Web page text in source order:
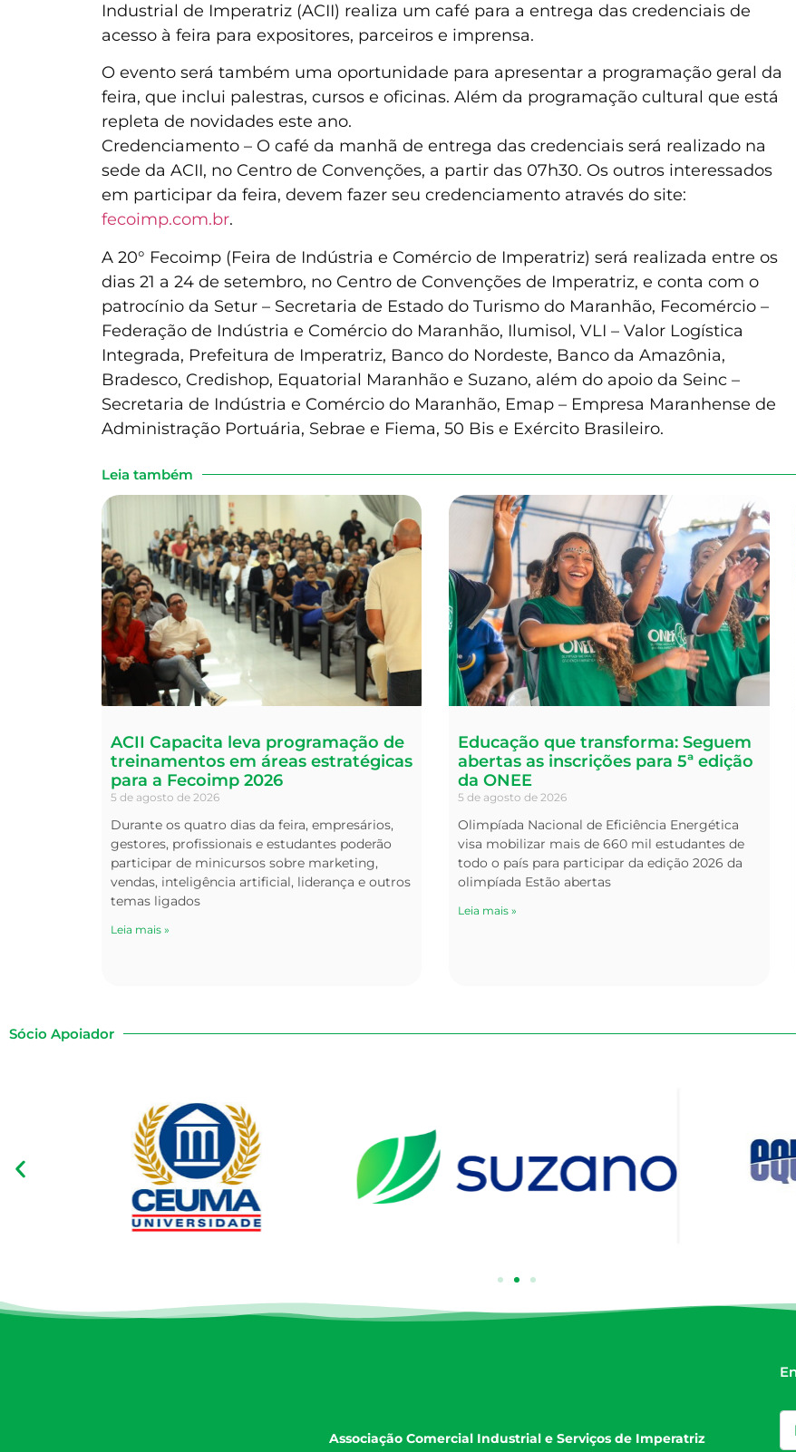
Industrial de Imperatriz (ACII) realiza um café para a entrega das credenciais de
acesso à feira para expositores, parceiros e imprensa.
O evento será também uma oportunidade para apresentar a programação geral da
feira, que inclui palestras, cursos e oficinas. Além da programação cultural que está
repleta de novidades este ano.
Credenciamento – O café da manhã de entrega das credenciais será realizado na
sede da ACII, no Centro de Convenções, a partir das 07h30. Os outros interessados
em participar da feira, devem fazer seu credenciamento através do site:
fecoimp.com.br.
A 20° Fecoimp (Feira de Indústria e Comércio de Imperatriz) será realizada entre os
dias 21 a 24 de setembro, no Centro de Convenções de Imperatriz, e conta com o
patrocínio da Setur – Secretaria de Estado do Turismo do Maranhão, Fecomércio –
Federação de Indústria e Comércio do Maranhão, Ilumisol, VLI – Valor Logística
Integrada, Prefeitura de Imperatriz, Banco do Nordeste, Banco da Amazônia,
Bradesco, Credishop, Equatorial Maranhão e Suzano, além do apoio da Seinc –
Secretaria de Indústria e Comércio do Maranhão, Emap – Empresa Maranhense de
Administração Portuária, Sebrae e Fiema, 50 Bis e Exército Brasileiro.
Leia também
ACII Capacita leva programação de
treinamentos em áreas estratégicas
para a Fecoimp 2026
5 de agosto de 2026
Durante os quatro dias da feira, empresários,
gestores, profissionais e estudantes poderão
participar de minicursos sobre marketing,
vendas, inteligência artificial, liderança e outros
temas ligados
Leia mais »
Educação que transforma: Seguem
abertas as inscrições para 5ª edição
da ONEE
5 de agosto de 2026
Olimpíada Nacional de Eficiência Energética
visa mobilizar mais de 660 mil estudantes de
todo o país para participar da edição 2026 da
olimpíada Estão abertas
Leia mais »
Sócio Apoiador
Associação Comercial Industrial e Serviços de Imperatriz